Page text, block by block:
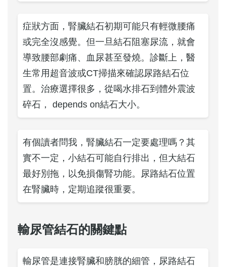
症狀方面，腎臟結石初期可能只有輕微腰痛
或完全沒感覺。但一旦結石阻塞尿流，就會
導致腰部劇痛、血尿甚至發燒。診斷上，醫
生常用超音波或CT掃描來確認尿路結石位
置。治療選擇很多，從喝水排石到體外震波
碎石， depends on結石大小。
有個讀者問我，腎臟結石一定要處理嗎？其
實不一定，小結石可能自行排出，但大結石
最好別拖，以免損傷腎功能。尿路結石位置
在腎臟時，定期追蹤很重要。
輸尿管結石的關鍵點
輸尿管是連接腎臟和膀胱的細管，尿路結石